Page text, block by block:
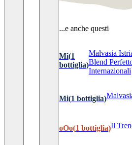
...e anche questi
Mi(1
bottiglia)
Malvasia
Blend
Internazionali
Mi(1 bottiglia)
oOo(1 bottiglia)Il